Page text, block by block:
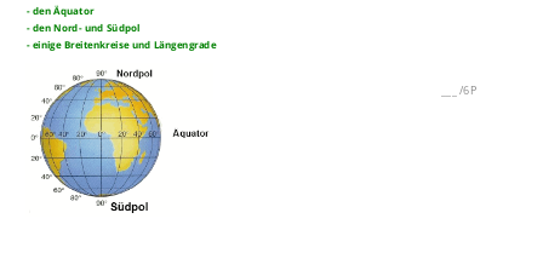
- den Äquator
- den Nord- und Südpol
- einige Breitenkreise und Längengrade
/6P